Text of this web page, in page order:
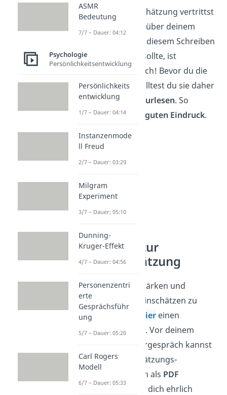
Mit einer Selbsteinschätzung vertrittst
du dich selbst gegenüber deinem
Arbeitgeber. Dass in diesem Schreiben
allesfehlerfrei
sein sollte, ist
selbstverständlich! Bevor du die
Reflexion abgibst, solltest du sie daher
noch einmalKorrekturlesen. So
hinterlässt du einen guten Eindruck.
Fragebogen zur
Selbsteinschätzung
Um deine eigenen Stärken und
Schwächen besser einschätzen zu
können, haben wir
hier einen
Fragebogenfür dich. Vor deinem
nächsten Mitarbeitergespräch kannst
du den Selbsteinschätzungs-
Fragenbogen einfach als PDF
downloaden
und für dich ehrlich
ASMR
Bedeutung
7/7 – Dauer: 04:12
Psychologie
Persönlichkeitsentwicklung
Persönlichkeits
entwicklung
1/7 – Dauer: 04:14
Instanzenmode
ll Freud
2/7 – Dauer: 03:29
Milgram
Experiment
3/7 – Dauer: 05:10
Dunning-
Kruger-Effekt
4/7 – Dauer: 04:56
Personenzentri
erte
Gesprächsführ
ung
5/7 – Dauer: 05:20
Carl Rogers
Modell
6/7 – Dauer: 05:33